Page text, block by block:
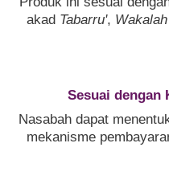
akad Tabarru',
Sesuai dengan
Nasabah dapat
mekanisme